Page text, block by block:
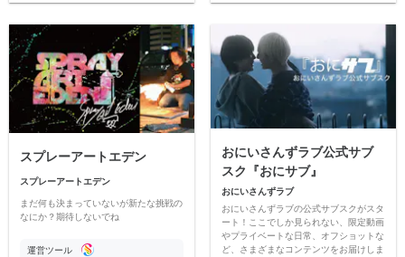
スプレーアートエデン
スプレーアートエデン
まだ何も決まっていないが新たな挑戦の
なにか？期待しないでね
運営ツール
おにいさんずラブ公式サブ
スク『おにサブ』
おにいさんずラブ
おにいさんずラブの公式サブスクがスタ
ート！ここでしか見られない、限定動画
やプライベートな日常、オフショットな
ど、さまざまなコンテンツをお届けしま